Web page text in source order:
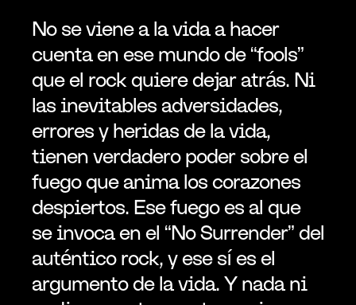
No se viene a la vida a hacer
cuenta en ese mundo de “fools”
que el rock quiere dejar atrás. Ni
las inevitables adversidades,
errores y heridas de la vida,
tienen verdadero poder sobre el
fuego que anima los corazones
despiertos. Ese fuego es al que
se invoca en el “No Surrender” del
auténtico rock, y ese sí es el
argumento de la vida. Y nada ni